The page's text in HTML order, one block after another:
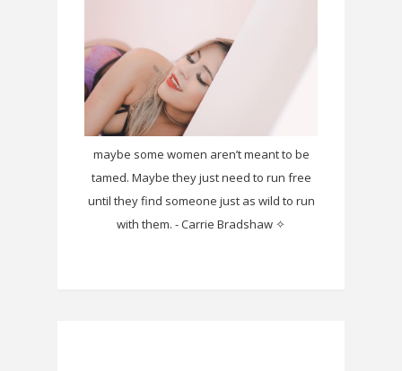
maybe some women aren’t meant to be
tamed. Maybe they just need to run free
until they find someone just as wild to run
with them. - Carrie Bradshaw ✧